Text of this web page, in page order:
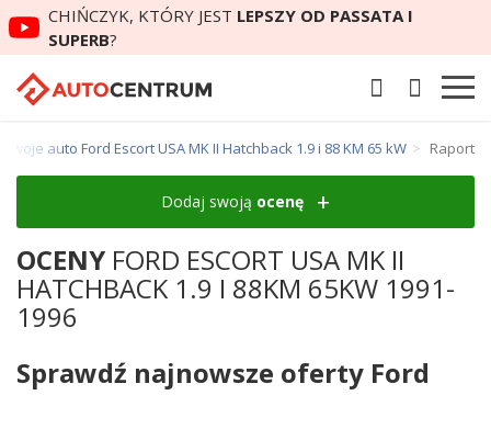
CHIŃCZYK, KTÓRY JEST LEPSZY OD PASSATA I
SUPERB?
auto Ford Escort USA MK II Hatchback 1.9 i 88 KM 65 kW Raport
Dodaj swoją ocenę
OCENY FORD ESCORT USA MK II
HATCHBACK 1.9 I 88KM 65KW 1991-
1996
Sprawdź najnowsze oferty Ford